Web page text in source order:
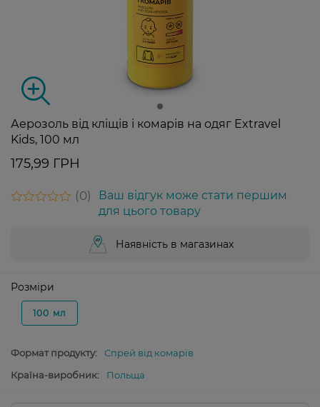
Аерозоль від кліщів і комарів на одяг Extravel
Kids, 100 мл
175,99 ГРН
0
Ваш відгук може стати першим
для цього товару
Наявність в магазинах
Розміри
100 мл
Формат продукту:
Спрей від комарів
Країна-виробник:
Польща